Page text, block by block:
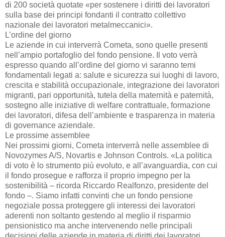
di 200 società quotate «per sostenere i diritti dei lavoratori
sulla base dei principi fondanti il contratto collettivo
nazionale dei lavoratori metalmeccanici».
L’ordine del giorno
Le aziende in cui interverrà Cometa, sono quelle presenti
nell’ampio portafoglio del fondo pensione. Il voto verrà
espresso quando all’ordine del giorno vi saranno temi
fondamentali legati a: salute e sicurezza sui luoghi di lavoro,
crescita e stabilità occupazionale, integrazione dei lavoratori
migranti, pari opportunità, tutela della maternità e paternità,
sostegno alle iniziative di welfare contrattuale, formazione
dei lavoratori, difesa dell’ambiente e trasparenza in materia
di governance aziendale.
Le prossime assemblee
Nei prossimi giorni, Cometa interverrà nelle assemblee di
Novozymes A/S, Novartis e Johnson Controls. «La politica
di voto è lo strumento più evoluto, e all’avanguardia, con cui
il fondo prosegue e rafforza il proprio impegno per la
sostenibilità – ricorda Riccardo Realfonzo, presidente del
fondo –. Siamo infatti convinti che un fondo pensione
negoziale possa proteggere gli interessi dei lavoratori
aderenti non soltanto gestendo al meglio il risparmio
pensionistico ma anche intervenendo nelle principali